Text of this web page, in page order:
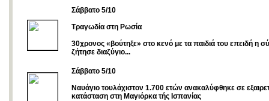
Σάββατο 5/10
Τραγωδία στη Ρωσία
30χρονος «βούτηξε» στο κενό με τα παιδιά του επειδή η
ζήτησε διαζύγιο...
Σάββατο 5/10
Ναυάγιο τουλάχιστον 1.700 ετών ανακαλύφθηκε σε
κατάσταση στη Μαγιόρκα τής Ισπανίας